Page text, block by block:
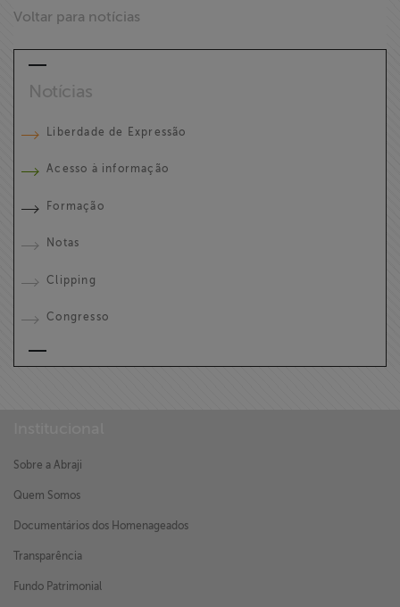
Voltar para notícias
Notícias
Liberdade de Expressão
Acesso à informação
Formação
Notas
Clipping
Congresso
Sobre a Abraji
Quem Somos
Documentários dos Homenageados
Transparência
Fundo Patrimonial